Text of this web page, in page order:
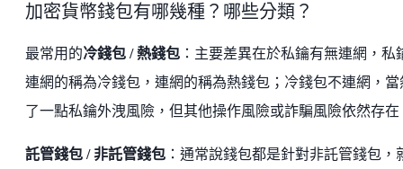
加密貨幣錢包有哪幾種？哪些分類？
最常用的冷錢包 / 熱錢包 ：主要差異在於私鑰有無連網，私
連網的稱為冷錢包，連網的稱為熱錢包；冷錢包不連網，當
了一點私鑰外洩風險，但其他操作風險或詐騙風險依然存在
託管錢包 / 非託管錢包 ：通常說錢包都是針對非託管錢包，